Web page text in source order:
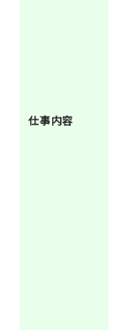
仕事内容